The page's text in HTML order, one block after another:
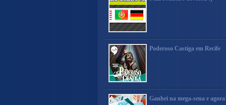
Poderoso Castiga em Recife
Ganhei na mega-sena e